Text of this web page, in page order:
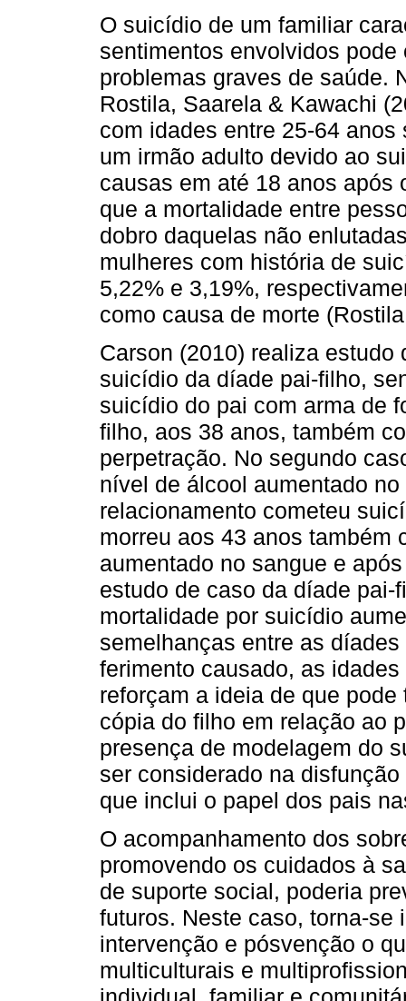
O suicídio de um familiar
sentimentos envolvidos
problemas graves de saúde.
Rostila, Saarela & Kawachi
com idades entre 25-64
um irmão adulto devido ao
causas em até 18 anos após
que a mortalidade entre
dobro daquelas não
mulheres com história de
5,22% e 3,19%,
como causa de morte
Carson (2010) realiza
suicídio da díade pai-filho,
suicídio do pai com arma de
filho, aos 38 anos, também
perpetração. No segundo
nível de álcool aumentado
relacionamento cometeu
morreu aos 43 anos também
aumentado no sangue e
estudo de caso da díade
mortalidade por suicídio
semelhanças entre as
ferimento causado, as
reforçam a ideia de que
cópia do filho em relação ao
presença de modelagem do
ser considerado na
que inclui o papel dos pais
O acompanhamento dos
promovendo os cuidados à
de suporte social, poderia
futuros. Neste caso, torna-se
intervenção e pósvenção o
multiculturais e